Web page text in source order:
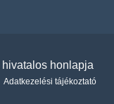
honlapja
Adatkezelési tájékoztató